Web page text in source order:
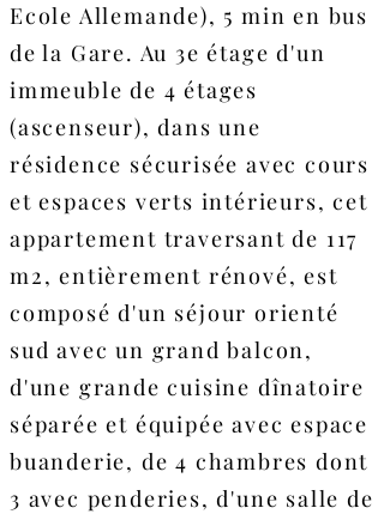
Ecole Allemande), 5 min en bus
de la Gare. Au 3e étage d'un
immeuble de 4 étages
(ascenseur), dans une
résidence sécurisée avec cours
et espaces verts intérieurs, cet
appartement traversant de 117
m2, entièrement rénové, est
composé d'un séjour orienté
sud avec un grand balcon,
d'une grande cuisine dînatoire
séparée et équipée avec espace
buanderie, de 4 chambres dont
3 avec penderies, d'une salle de